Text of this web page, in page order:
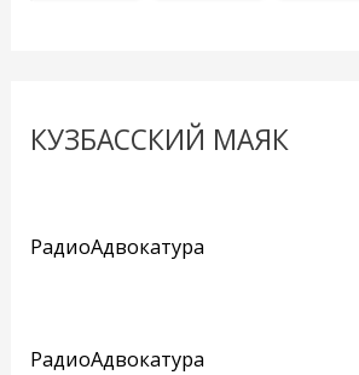
КУЗБАССКИЙ МАЯК
РадиоАдвокатура
РадиоАдвокатура